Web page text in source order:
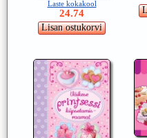
Laste kokakool
24.74